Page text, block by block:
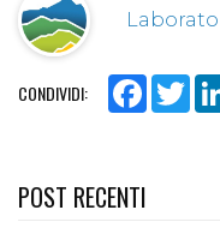
CONDIVIDI:
POST RECENTI